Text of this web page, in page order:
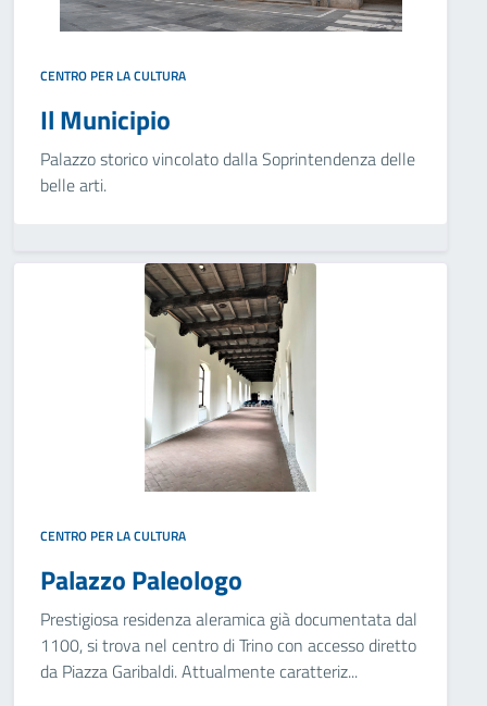
CENTRO PER LA CULTURA
Il Municipio
Palazzo storico vincolato dalla Soprintendenza delle
belle arti.
CENTRO PER LA CULTURA
Palazzo Paleologo
Prestigiosa residenza aleramica già documentata dal
1100, si trova nel centro di Trino con accesso diretto
da Piazza Garibaldi. Attualmente caratteriz...